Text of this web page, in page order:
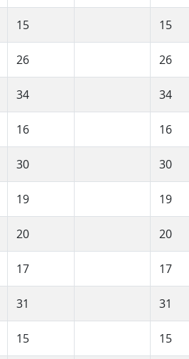
15 15
26 26
34 34
16 16
30 30
19 19
20 20
17 17
31 31
15 15